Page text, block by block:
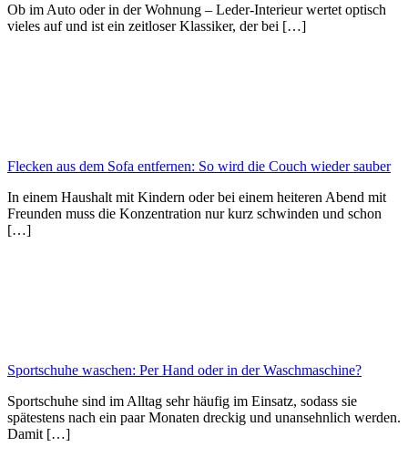
Ob im Auto oder in der Wohnung – Leder-Interieur wertet optisch
vieles auf und ist ein zeitloser Klassiker, der bei […]
Flecken aus dem Sofa entfernen: So wird die Couch wieder sauber
In einem Haushalt mit Kindern oder bei einem heiteren Abend mit
Freunden muss die Konzentration nur kurz schwinden und schon
[…]
Sportschuhe waschen: Per Hand oder in der Waschmaschine?
Sportschuhe sind im Alltag sehr häufig im Einsatz, sodass sie
spätestens nach ein paar Monaten dreckig und unansehnlich werden.
Damit […]